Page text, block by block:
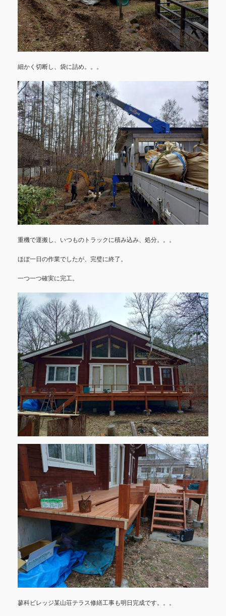
細かく切断し、袋に詰め。。。
重機で運搬し、いつものトラックに積み込み、処分。。。
ほぼ一日の作業でしたが、完璧に終了。
一つ一つ確実に完工。
蓼科ビレッジ某山荘テラス修繕工事も明日完成です。。。